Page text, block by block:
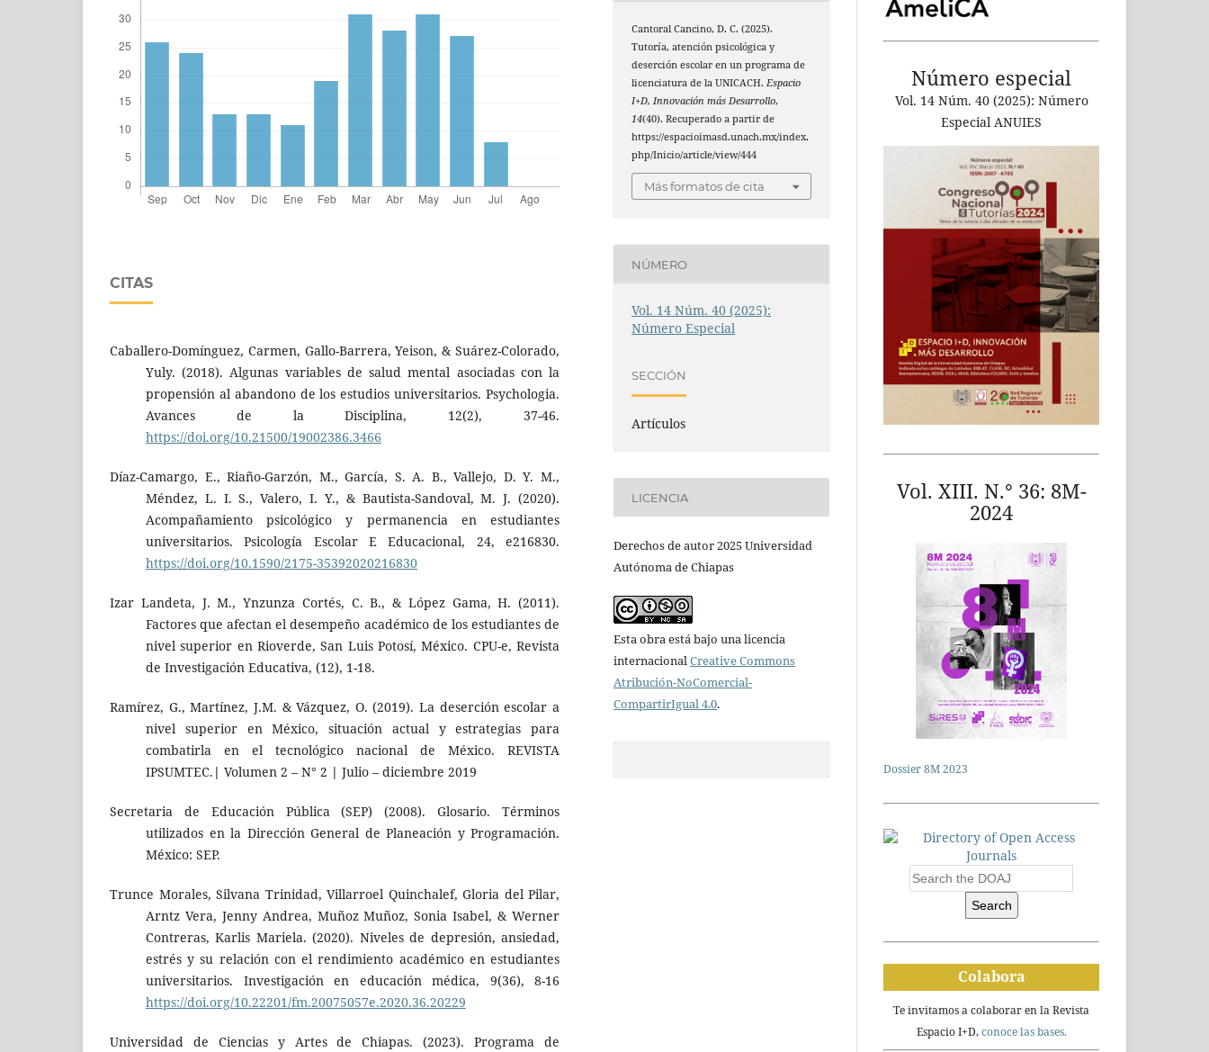
CITAS
Caballero-Domínguez, Carmen, Gallo-Barrera, Yeison, & Suárez-Colorado,
Yuly. (2018). Algunas variables de salud mental asociadas con la
propensión al abandono de los estudios universitarios. Psychologia.
Avances de la Disciplina, 12(2), 37-46.
https://doi.org/10.21500/19002386.3466
Díaz-Camargo, E., Riaño-Garzón, M., García, S. A. B., Vallejo, D. Y. M.,
Méndez, L. I. S., Valero, I. Y., & Bautista-Sandoval, M. J. (2020).
Acompañamiento psicológico y permanencia en estudiantes
universitarios. Psicología Escolar E Educacional, 24, e216830.
https://doi.org/10.1590/2175-35392020216830
Izar Landeta, J. M., Ynzunza Cortés, C. B., & López Gama, H. (2011).
Factores que afectan el desempeño académico de los estudiantes de
nivel superior en Rioverde, San Luis Potosí, México. CPU-e, Revista
de Investigación Educativa, (12), 1-18.
Ramírez, G., Martínez, J.M. & Vázquez, O. (2019). La deserción escolar a
nivel superior en México, situación actual y estrategias para
combatirla en el tecnológico nacional de México. REVISTA
IPSUMTEC.ǀ Volumen 2 – N° 2 ǀ Julio – diciembre 2019
Secretaria de Educación Pública (SEP) (2008). Glosario. Términos
utilizados en la Dirección General de Planeación y Programación.
México: SEP.
Trunce Morales, Silvana Trinidad, Villarroel Quinchalef, Gloria del Pilar,
Arntz Vera, Jenny Andrea, Muñoz Muñoz, Sonia Isabel, & Werner
Contreras, Karlis Mariela. (2020). Niveles de depresión, ansiedad,
estrés y su relación con el rendimiento académico en estudiantes
universitarios. Investigación en educación médica, 9(36), 8-16
https://doi.org/10.22201/fm.20075057e.2020.36.20229
Universidad de Ciencias y Artes de Chiapas. (2023). Programa de
Cantoral Cancino, D. C. (2025).
Tutoría, atención psicológica y
deserción escolar en un programa de
licenciatura de la UNICACH. Espacio
I+D, Innovación más Desarrollo,
14(40). Recuperado a partir de
https://espacioimasd.unach.mx/index.
php/Inicio/article/view/444
Más formatos de cita
NÚMERO
Vol. 14 Núm. 40 (2025):
Número Especial
SECCIÓN
Artículos
LICENCIA
Derechos de autor 2025 Universidad
Autónoma de Chiapas
Esta obra está bajo una licencia
internacionalCreative Commons
Atribución-NoComercial-
CompartirIgual 4.0.
Número especial
Vol. 14 Núm. 40 (2025): Número
Especial ANUIES
Vol. XIII. N.° 36: 8M-
2024
Dossier 8M 2023
Search
Colabora
Te invitamos a colaborar en la Revista
Espacio I+D,conoce las bases.